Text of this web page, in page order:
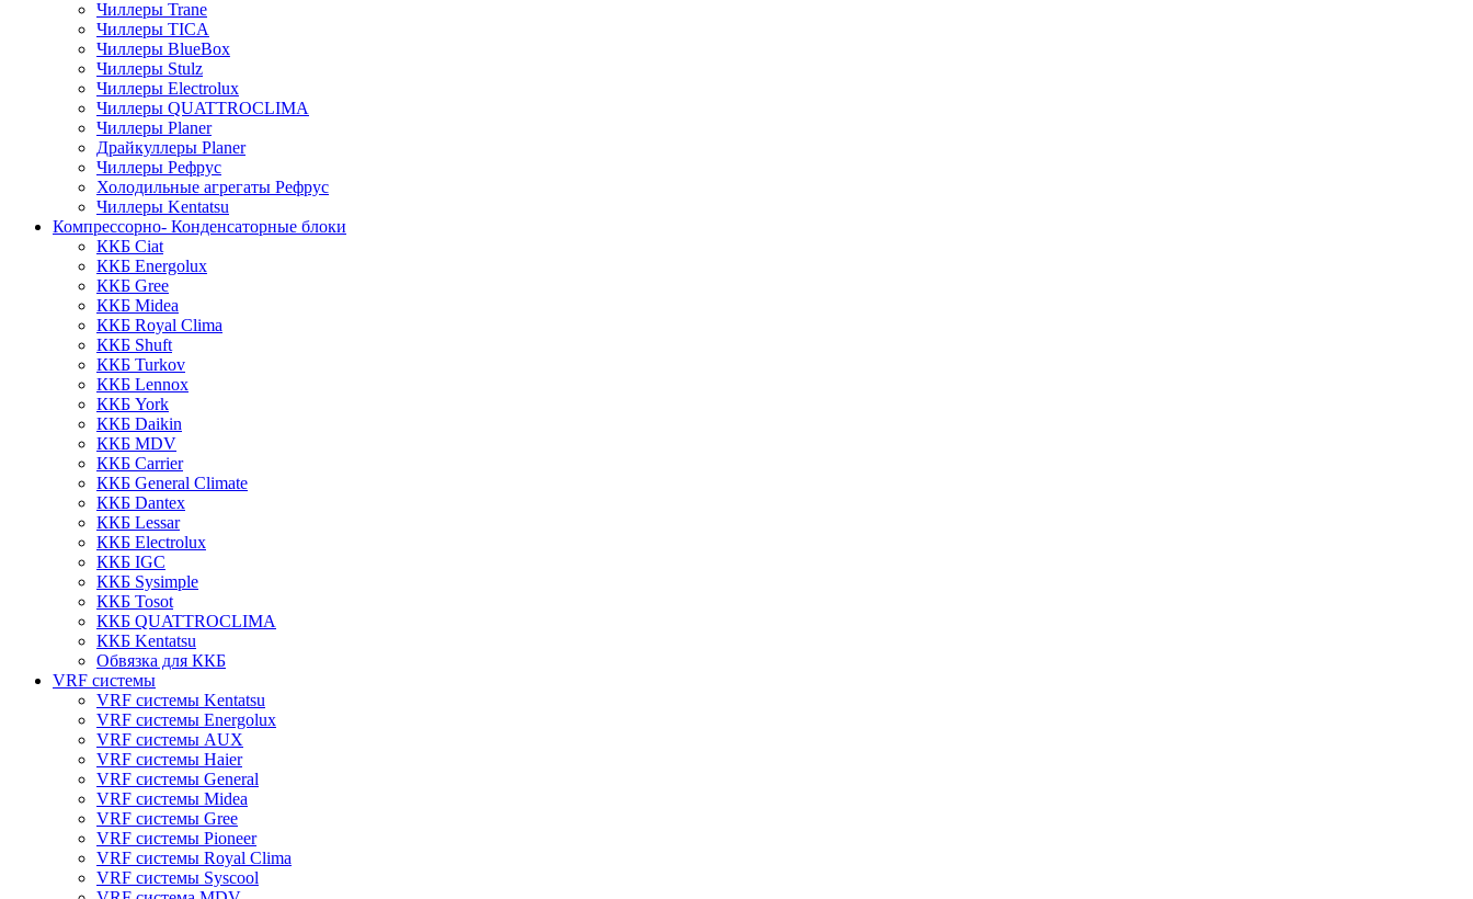
Чиллеры Trane
Чиллеры TICA
Чиллеры BlueBox
Чиллеры Stulz
Чиллеры Electrolux
Чиллеры QUATTROCLIMA
Чиллеры Planer
Драйкуллеры Planer
Чиллеры Рефрус
Холодильные агрегаты Рефрус
Чиллеры Kentatsu
Компрессорно- Конденсаторные блоки
ККБ Ciat
ККБ Energolux
ККБ Gree
ККБ Midea
ККБ Royal Clima
ККБ Shuft
ККБ Turkov
ККБ Lennox
ККБ York
ККБ Daikin
ККБ MDV
ККБ Carrier
ККБ General Climate
ККБ Dantex
ККБ Lessar
ККБ Electrolux
ККБ IGC
ККБ Sysimple
ККБ Tosot
ККБ QUATTROCLIMA
ККБ Kentatsu
Обвязка для ККБ
VRF системы
VRF системы Kentatsu
VRF системы Energolux
VRF системы AUX
VRF системы Haier
VRF системы General
VRF системы Midea
VRF системы Gree
VRF системы Pioneer
VRF системы Royal Clima
VRF системы Syscool